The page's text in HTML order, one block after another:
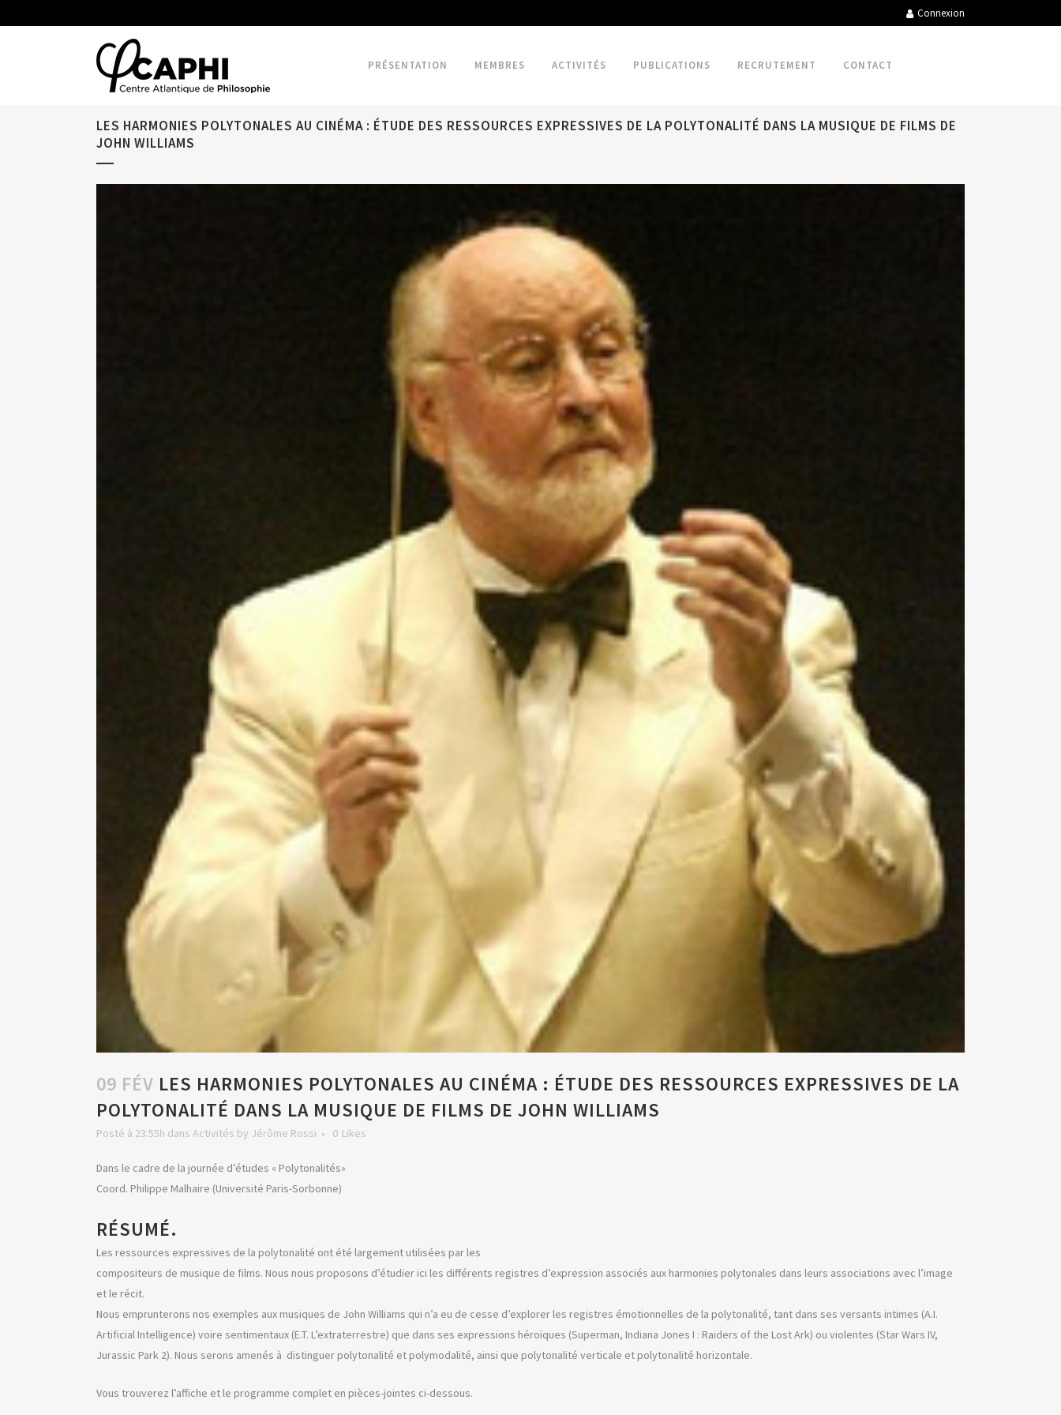
Connexion
PRÉSENTATION MEMBRES ACTIVITÉS PUBLICATIONS RECRUTEMENT CONTACT
LES HARMONIES POLYTONALES AU CINÉMA : ÉTUDE DES RESSOURCES EXPRESSIVES DE LA POLYTONALITÉ DANS LA MUSIQUE DE FILMS DE
JOHN WILLIAMS
09 FÉV LES HARMONIES POLYTONALES AU CINÉMA : ÉTUDE DES RESSOURCES EXPRESSIVES DE LA
POLYTONALITÉ DANS LA MUSIQUE DE FILMS DE JOHN WILLIAMS
Posté à 23:55h dans Activités by Jérôme Rossi 0 Likes
Dans le cadre de la journée d’études « Polytonalités»
Coord. Philippe Malhaire (Université Paris-Sorbonne)
RÉSUMÉ.
Les ressources expressives de la polytonalité ont été largement utilisées par les
compositeurs de musique de films. Nous nous proposons d’étudier ici les différents registres d’expression associés aux harmonies polytonales dans leurs associations avec l’image
et le récit.
Nous emprunterons nos exemples aux musiques de John Williams qui n’a eu de cesse d’explorer les registres émotionnelles de la polytonalité, tant dans ses versants intimes (A.I.
Artificial Intelligence) voire sentimentaux (E.T. L’extraterrestre) que dans ses expressions héroïques (Superman, Indiana Jones I : Raiders of the Lost Ark) ou violentes (Star Wars IV,
Jurassic Park 2). Nous serons amenés à distinguer polytonalité et polymodalité, ainsi que polytonalité verticale et polytonalité horizontale.
Vous trouverez l’affiche et le programme complet en pièces-jointes ci-dessous.